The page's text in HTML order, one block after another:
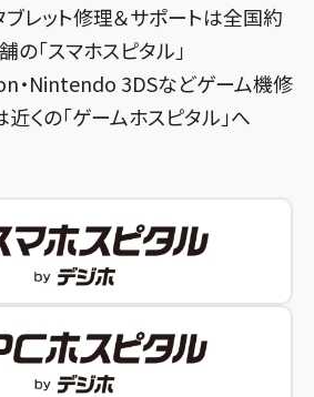
田
軒茶屋
葉原
由が丘
リナス錦糸町
ルル成増
袋
都宇治
知山
戸三宮
by デジホ 姫路キャスパ
丹
良生駒
歌山
ブレット修理＆サポートは全国約
の「スマホスピタル」
・Nintendo 3DSなどゲーム機修
くの「ゲームホスピタル」へ